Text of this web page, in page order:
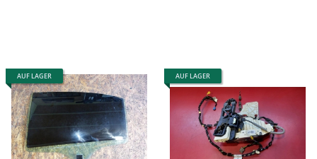
AUF LAGER AUF LAGER